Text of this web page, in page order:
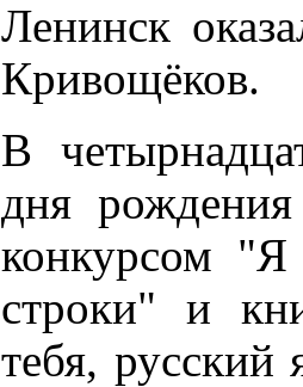
Ленинск
Кривощёков.
В
дня
конкурсом
строки" и
тебя,